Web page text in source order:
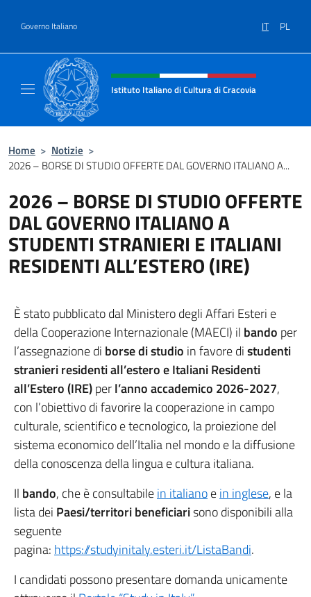
Governo Italiano IT PL
Intestazione sito, social e menù
Istituto Italiano di Cultura di Cracovia
Home > Notizie >
2026 – BORSE DI STUDIO OFFERTE DAL GOVERNO ITALIANO A...
2026 – BORSE DI STUDIO OFFERTE
DAL GOVERNO ITALIANO A
STUDENTI STRANIERI E ITALIANI
RESIDENTI ALL’ESTERO (IRE)
È stato pubblicato dal Ministero degli Affari Esteri e
della Cooperazione Internazionale (MAECI) il bando per
l’assegnazione di borse di studio in favore distudenti
stranieri residenti all’estero e Italiani Residenti
all’Estero (IRE)perl’anno accademico 2026-2027,
con l’obiettivo di favorire la cooperazione in campo
culturale, scientifico e tecnologico, la proiezione del
sistema economico dell’Italia nel mondo e la diffusione
della conoscenza della lingua e cultura italiana.
Il bando, che è consultabilein italianoein inglese, e la
lista dei Paesi/territori beneficiarisono disponibili alla
seguente
pagina: https://studyinitaly.esteri.it/ListaBandi.
I candidati possono presentare domanda unicamente